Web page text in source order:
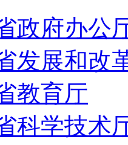
政府办公
发展和改
教育厅
科学技术